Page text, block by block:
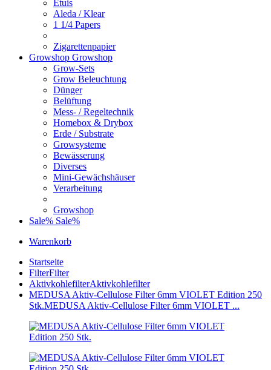
Etuis
Aleda / Klear
1 1/4 Papers
Zigarettenpapier
Growshop Growshop
Grow-Sets
Grow Beleuchtung
Dünger
Belüftung
Mess- / Regeltechnik
Homebox & Drybox
Erde / Substrate
Growsysteme
Bewässerung
Diverses
Mini-Gewächshäuser
Verarbeitung
Growshop
Sale% Sale%
Warenkorb
Startseite
FilterFilter
AktivkohlefilterAktivkohlefilter
MEDUSA Aktiv-Cellulose Filter 6mm VIOLET Edition 250
Stk.MEDUSA Aktiv-Cellulose Filter 6mm VIOLET ...